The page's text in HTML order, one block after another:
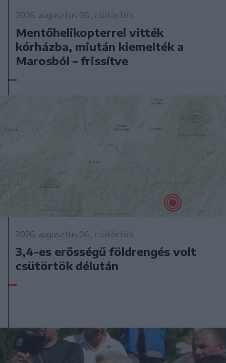
2026. augusztus 06., csütörtök
Mentőhelikopterrel vitték
kórházba, miután kiemelték a
Marosból – frissítve
2026. augusztus 06., csütörtök
3,4-es erősségű földrengés volt
csütörtök délután